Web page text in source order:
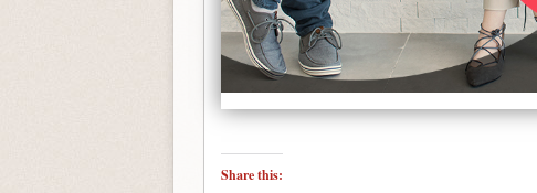
Share this: